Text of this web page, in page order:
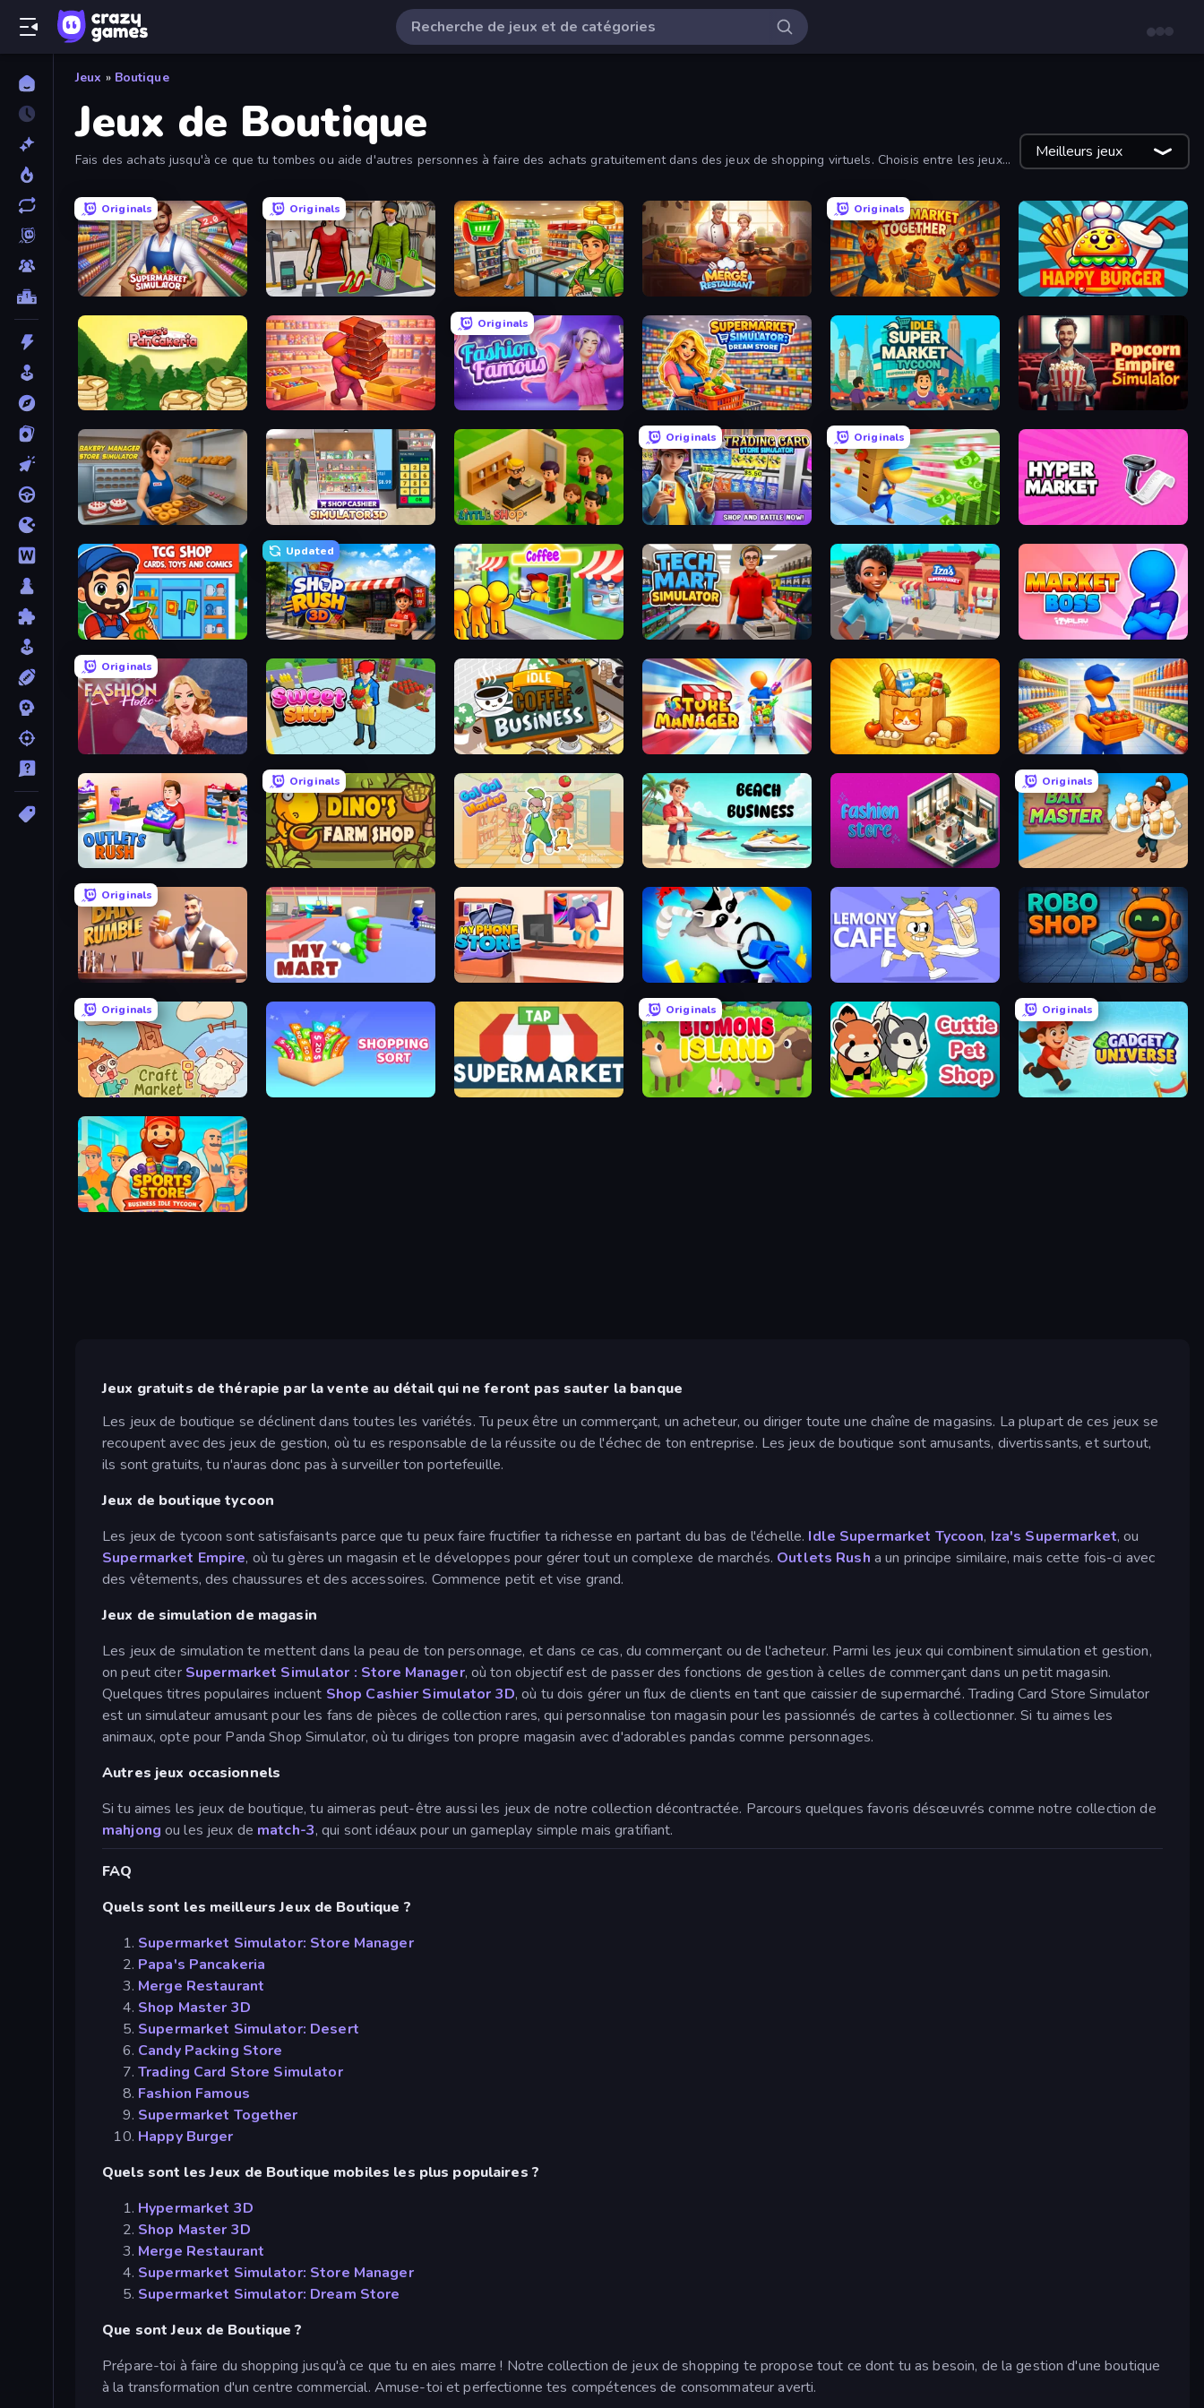
Jeux » Boutique
Jeux de Boutique
Fais des achats jusqu'à ce que tu tombes ou aide d'autres personnes à faire des achats gratuitement dans des jeux de shopping virtuels. Choisis entre les jeux
Meilleurs jeux
Originals
Supermarket Simulator: Store Manager
Originals
Shop Master 3D Supermarket Simulator: Desert Merge Restaurant
Originals
Supermarket Together Happy Burger
Papa's Pancakeria Candy Packing Store
Originals
Fashion Famous Supermarket Simulator: Dream Store Idle Supermarket Tycoon Popcorn Empire Simulator
Bakery Manager: Store Simulator Shop Cashier Simulator 3D Little Shop
Originals
Trading Card Store Simulator
Originals
Supermarket Empire Hypermarket 3D
TCG Shop: Cards, Toys and Comics
Updated
Shop Rush 3D Coffee Idle Tech Mart Simulator Iza's Supermarket Market Boss
Originals
Fashion Holic Sweet Shop 3D Idle Coffee Business Store Manager Farm Merge Market Supermarket Manager
Outlets Rush
Originals
Dino's Farm Shop Go!Go! Market Beach Business Fashion Store: Shop Tycoon
Originals
Bar Master
Originals
Bar Rumble My Mart My Phone Store Raccoon Retail Lemony Cafe Robo Shop
Originals
Craft market Tap Supermarket
Originals
Biomons Island 3D Cuttie Pet Shop
Originals
Gadget Universe
Sports Store: Idle Business Tycoon
Jeux gratuits de thérapie par la vente au détail qui ne feront pas sauter la banque
Les jeux de boutique se déclinent dans toutes les variétés. Tu peux être un commerçant, un acheteur, ou diriger toute une chaîne de magasins. La plupart de ces jeux se
recoupent avec des jeux de gestion, où tu es responsable de la réussite ou de l'échec de ton entreprise. Les jeux de boutique sont amusants, divertissants, et surtout,
ils sont gratuits, tu n'auras donc pas à surveiller ton portefeuille.
Jeux de boutique tycoon
Les jeux de tycoon sont satisfaisants parce que tu peux faire fructifier ta richesse en partant du bas de l'échelle. Idle Supermarket Tycoon, Iza's Supermarket, ou
Supermarket Empire, où tu gères un magasin et le développes pour gérer tout un complexe de marchés. Outlets Rush a un principe similaire, mais cette fois-ci avec
des vêtements, des chaussures et des accessoires. Commence petit et vise grand.
Jeux de simulation de magasin
Les jeux de simulation te mettent dans la peau de ton personnage, et dans ce cas, du commerçant ou de l'acheteur. Parmi les jeux qui combinent simulation et gestion,
on peut citer Supermarket Simulator : Store Manager, où ton objectif est de passer des fonctions de gestion à celles de commerçant dans un petit magasin.
Quelques titres populaires incluent Shop Cashier Simulator 3D, où tu dois gérer un flux de clients en tant que caissier de supermarché. Trading Card Store Simulator
est un simulateur amusant pour les fans de pièces de collection rares, qui personnalise ton magasin pour les passionnés de cartes à collectionner. Si tu aimes les
animaux, opte pour Panda Shop Simulator, où tu diriges ton propre magasin avec d'adorables pandas comme personnages.
Autres jeux occasionnels
Si tu aimes les jeux de boutique, tu aimeras peut-être aussi les jeux de notre collection décontractée. Parcours quelques favoris désœuvrés comme notre collection de
mahjong ou les jeux de match-3, qui sont idéaux pour un gameplay simple mais gratifiant.
FAQ
Quels sont les meilleurs Jeux de Boutique ?
Supermarket Simulator: Store Manager
Papa's Pancakeria
Merge Restaurant
Shop Master 3D
Supermarket Simulator: Desert
Candy Packing Store
Trading Card Store Simulator
Fashion Famous
Supermarket Together
Happy Burger
Quels sont les Jeux de Boutique mobiles les plus populaires ?
Hypermarket 3D
Shop Master 3D
Merge Restaurant
Supermarket Simulator: Store Manager
Supermarket Simulator: Dream Store
Que sont Jeux de Boutique ?
Prépare-toi à faire du shopping jusqu'à ce que tu en aies marre ! Notre collection de jeux de shopping te propose tout ce dont tu as besoin, de la gestion d'une boutique
à la transformation d'un centre commercial. Amuse-toi et perfectionne tes compétences de consommateur averti.